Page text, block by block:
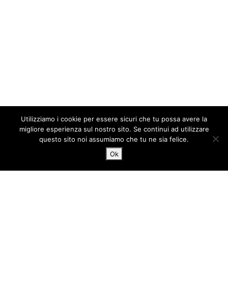
Utilizziamo i cookie per essere sicuri che tu possa avere la
migliore esperienza sul nostro sito. Se continui ad utilizzare
questo sito noi assumiamo che tu ne sia felice.
Ok